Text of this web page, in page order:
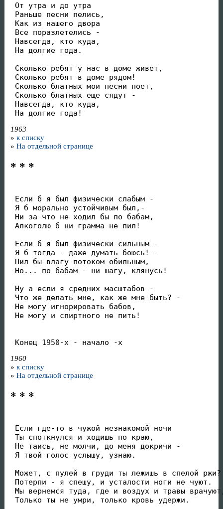
От утра и до утра
Раньше песни пелись,
Как из нашего двора
Все поразлетелись -
Навсегда, кто куда,
На долгие года.
Сколько ребят у нас в доме живет,
Сколько ребят в доме рядом!
Сколько блатных мои песни поет,
Сколько блатных еще сядут -
Навсегда, кто куда,
На долгие года!
1963
» к списку
» На отдельной странице
* * *
Если б я был физически слабым -
Я б морально устойчивым был,-
Ни за что не ходил бы по бабам,
Алкоголю б ни грамма не пил!
Если б я был физически сильным -
Я б тогда - даже думать боюсь! -
Пил бы влагу потоком обильным,
Но... по бабам - ни шагу, клянусь!
Ну а если я средних масштабов -
Что же делать мне, как же мне быть? -
Не могу игнорировать бабов,
Не могу и спиртного не пить!
Конец 1950-х - начало -х
1960
» к списку
» На отдельной странице
* * *
Если где-то в чужой незнакомой ночи
Ты споткнулся и ходишь по краю,
Не таись, не молчи, до меня докричи -
Я твой голос услышу, узнаю.
Может, с пулей в груди ты лежишь в спелой ржи?
Потерпи - я спешу, и усталости ноги не чуют.
Мы вернемся туда, где и воздух и травы
Только ты не умри, только кровь удержи.